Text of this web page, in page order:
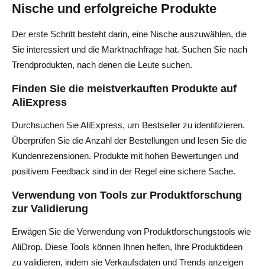
Nische und erfolgreiche Produkte
Der erste Schritt besteht darin, eine Nische auszuwählen, die
Sie interessiert und die Marktnachfrage hat. Suchen Sie nach
Trendprodukten, nach denen die Leute suchen.
Finden Sie die meistverkauften Produkte auf
AliExpress
Durchsuchen Sie AliExpress, um Bestseller zu identifizieren.
Überprüfen Sie die Anzahl der Bestellungen und lesen Sie die
Kundenrezensionen. Produkte mit hohen Bewertungen und
positivem Feedback sind in der Regel eine sichere Sache.
Verwendung von Tools zur Produktforschung
zur Validierung
Erwägen Sie die Verwendung von Produktforschungstools wie
AliDrop. Diese Tools können Ihnen helfen, Ihre Produktideen
zu validieren, indem sie Verkaufsdaten und Trends anzeigen